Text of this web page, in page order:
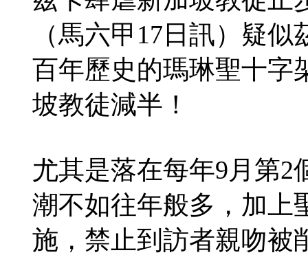
（馬六甲17日訊）疑
百年歷史的瑪琳聖十字
坡教徒減半！
尤其是落在每年9月第2
潮不如往年般多，加上
施，禁止到訪者親吻被